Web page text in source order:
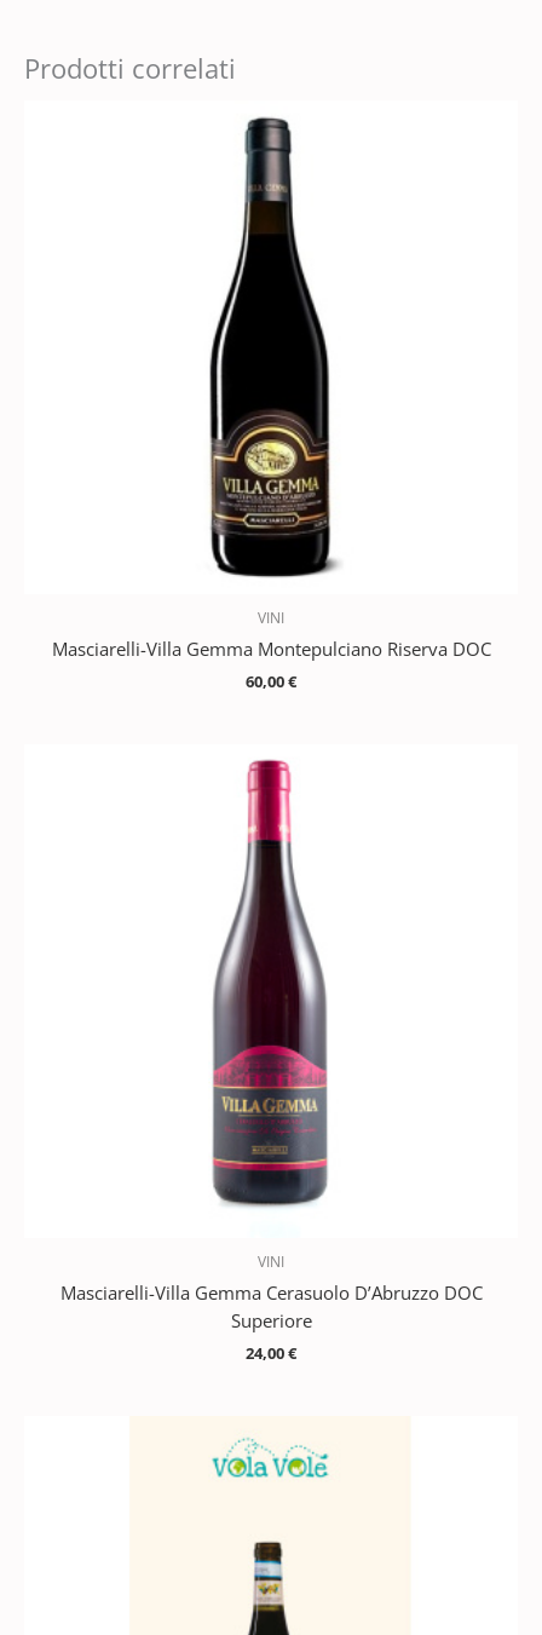
Prodotti correlati
VINI
Masciarelli-Villa Gemma Montepulciano Riserva DOC
60,00€
VINI
Masciarelli-Villa Gemma Cerasuolo D’Abruzzo DOC
Superiore
24,00€